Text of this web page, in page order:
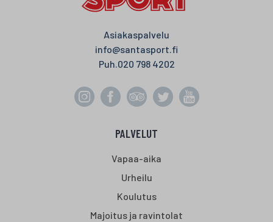
Asiakaspalvelu
info@santasport.fi
Puh. 020 798 4202
PALVELUT
Vapaa-aika
Urheilu
Koulutus
Majoitus ja ravintolat